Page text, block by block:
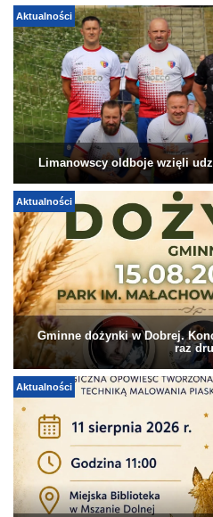
Aktualności
Limanowscy oldboje wzięli
Aktualności
Gminne dożynki w Dobrej.
raz
Aktualności